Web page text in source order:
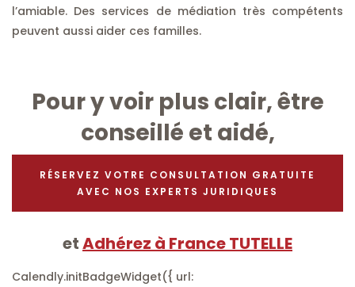
l’amiable. Des services de médiation très compétents
peuvent aussi aider ces familles.
Pour y voir plus clair, être
conseillé et aidé,
RÉSERVEZ VOTRE CONSULTATION GRATUITE
AVEC NOS EXPERTS JURIDIQUES
etAdhérez à France TUTELLE
Calendly.initBadgeWidget({ url: